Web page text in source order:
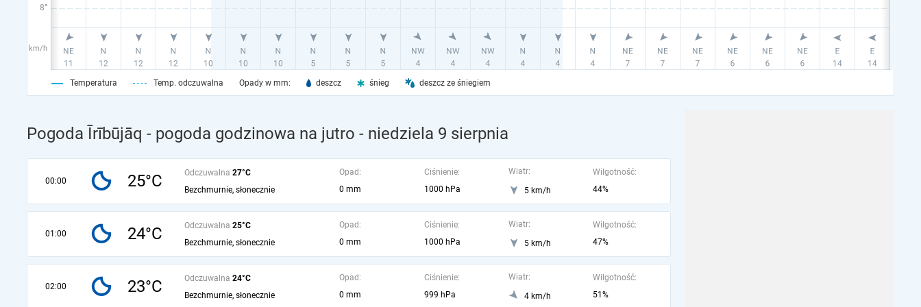
8°
km/h
Temperatura Temp. odczuwalna Opady w mm: deszcz śnieg deszcz ze śniegiem
Pogoda Īrībūjāq - pogoda godzinowa na jutro - niedziela 9 sierpnia
00:00 25°C Odczuwalna 27°C
Bezchmurnie, słonecznie
Opad:
0 mm
Ciśnienie:
1000 hPa
Wiatr:
5 km/h
Wilgotność:
44%
01:00 24°C Odczuwalna 25°C
Bezchmurnie, słonecznie
Opad:
0 mm
Ciśnienie:
1000 hPa
Wiatr:
5 km/h
Wilgotność:
47%
02:00 23°C Odczuwalna 24°C
Bezchmurnie, słonecznie
Opad:
0 mm
Ciśnienie:
999 hPa
Wiatr:
4 km/h
Wilgotność:
51%